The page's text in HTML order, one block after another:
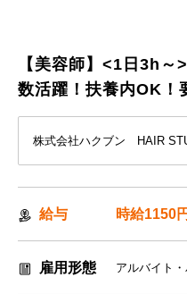
【美容師】<1日3h
数活躍！扶養内OK！
株式会社ハクブン HAIR
給与 時給1150
雇用形態 アルバイト・